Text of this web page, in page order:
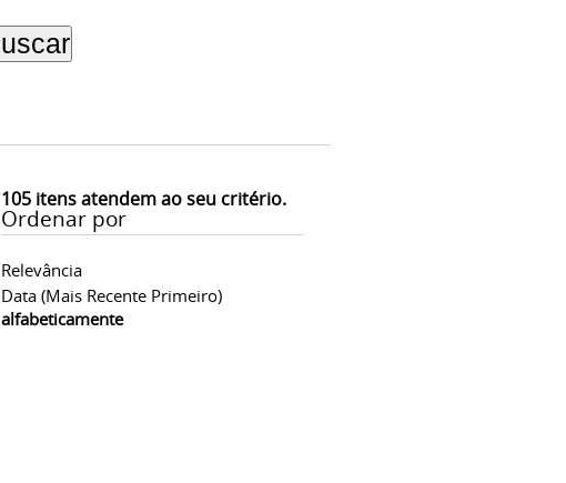
105itens atendem ao seu critério.
Ordenar por
Relevância
Data (mais Recente Primeiro)
alfabeticamente